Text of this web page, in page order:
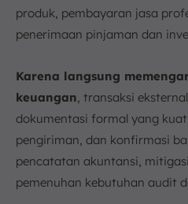
produk, pembayaran jasa
penerimaan pinjaman dan
Karena langsung
keuangan , transaksi
dokumentasi formal yang
pengiriman, dan konfirmasi
pencatatan akuntansi,
pemenuhan kebutuhan audit